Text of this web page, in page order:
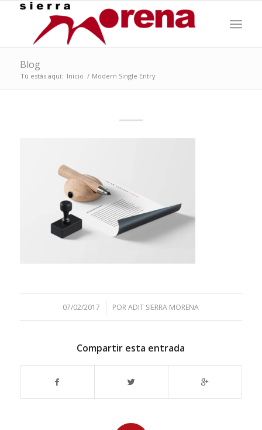
Blog
Tú estás aquí: Inicio / Modern Single Entry
07/02/2017
/ PORADIT SIERRA MORENA
Compartir esta entrada